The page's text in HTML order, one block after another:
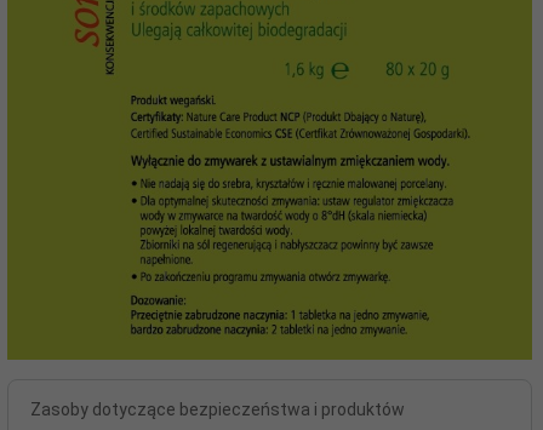
Zasoby dotyczące bezpieczeństwa i produktów